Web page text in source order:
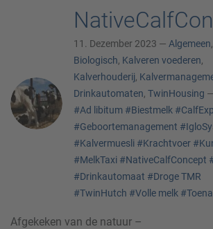
11. Dezember 2023 — Algemeen,
Biologisch, Kalveren voederen,
Kalverhouderij,
Drinkautomaten, TwinHousing —
#Ad libitum #Biestmelk
#Geboortemanagement
#Kalvermuesli #Krachtvoer
#MelkTaxi #NativeCalfConcept
#Drinkautomaat #Droge TMR
#TwinHutch #Volle melk
Afgekeken van de natuur –